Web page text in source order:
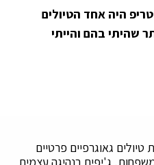
היה אחד הטיולים
שהיתי בהם והייתי
גאוגרפיים פרטיים